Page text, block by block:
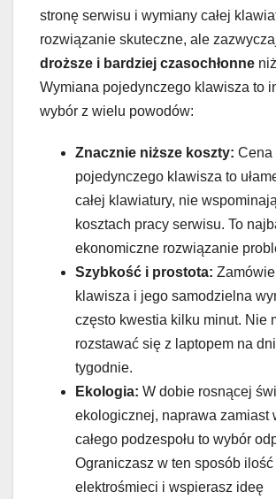
stronę serwisu i wymiany całej
rozwiązanie skuteczne, ale
droższe i bardziej czasochłonne
Wymiana pojedynczego klawisza to
wybór z wielu powodów:
Znacznie niższe koszty: Cena
pojedynczego klawisza to
całej klawiatury, nie
kosztach pracy serwisu. To
ekonomiczne rozwiązanie
Szybkość i prostota:
klawisza i jego samodzielna
często kwestia kilku minut. Nie
rozstawać się z laptopem na
tygodnie.
Ekologia: W dobie rosnącej
ekologicznej, naprawa zamiast
całego podzespołu to wybór
Ograniczasz w ten sposób ilość
elektrośmieci i wspierasz ideę